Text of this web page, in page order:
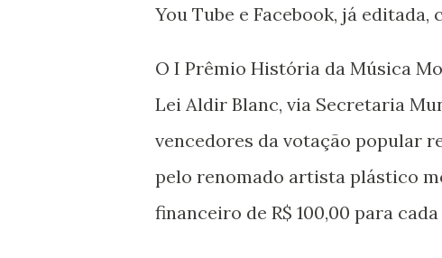
You Tube e Facebook, já
O I Prêmio História da Música
Lei Aldir Blanc, via Secretaria
vencedores da votação popular
pelo renomado artista plástico
financeiro de R$ 100,00 para cada